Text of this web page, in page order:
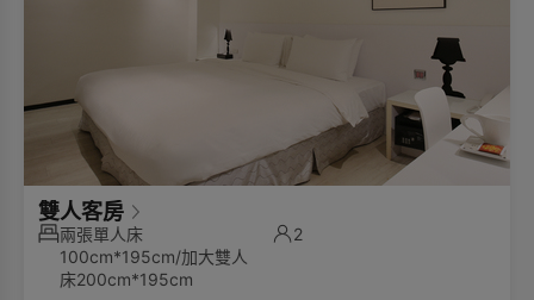
雙人客房
兩張單人床
100cm*195cm/加大雙人
床200cm*195cm
2